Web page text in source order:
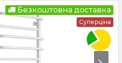
Безкоштовна доставка
Суперціна